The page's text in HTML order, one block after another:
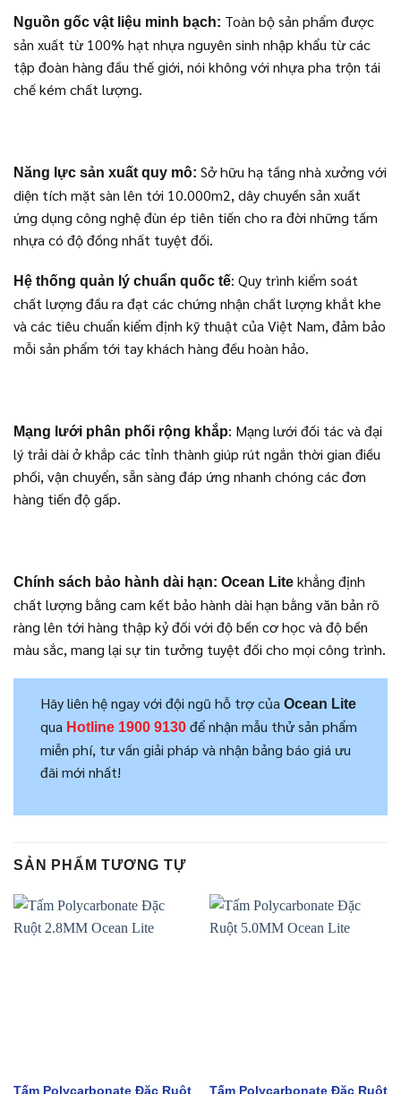
Nguồn gốc vật liệu minh bạch: Toàn bộ sản phẩm được
sản xuất từ 100% hạt nhựa nguyên sinh nhập khẩu từ các
tập đoàn hàng đầu thế giới, nói không với nhựa pha trộn tái
chế kém chất lượng.
Năng lực sản xuất quy mô: Sở hữu hạ tầng nhà xưởng với
diện tích mặt sàn lên tới 10.000m2, dây chuyền sản xuất
ứng dụng công nghệ đùn ép tiên tiến cho ra đời những tấm
nhựa có độ đồng nhất tuyệt đối.
Hệ thống quản lý chuẩn quốc tế: Quy trình kiểm soát
chất lượng đầu ra đạt các chứng nhận chất lượng khắt khe
và các tiêu chuẩn kiểm định kỹ thuật của Việt Nam, đảm bảo
mỗi sản phẩm tới tay khách hàng đều hoàn hảo.
Mạng lưới phân phối rộng khắp: Mạng lưới đối tác và đại
lý trải dài ở khắp các tỉnh thành giúp rút ngắn thời gian điều
phối, vận chuyển, sẵn sàng đáp ứng nhanh chóng các đơn
hàng tiến độ gấp.
Chính sách bảo hành dài hạn: Ocean Lite khẳng định
chất lượng bằng cam kết bảo hành dài hạn bằng văn bản rõ
ràng lên tới hàng thập kỷ đối với độ bền cơ học và độ bền
màu sắc, mang lại sự tin tưởng tuyệt đối cho mọi công trình.
Hãy liên hệ ngay với đội ngũ hỗ trợ của Ocean Lite
qua Hotline 1900 9130 để nhận mẫu thử sản phẩm
miễn phí, tư vấn giải pháp và nhận bảng báo giá ưu
đãi mới nhất!
SẢN PHẨM TƯƠNG TỰ
Tấm Polycarbonate Đặc Ruột
Tấm Polycarbonate Đặc Ruột